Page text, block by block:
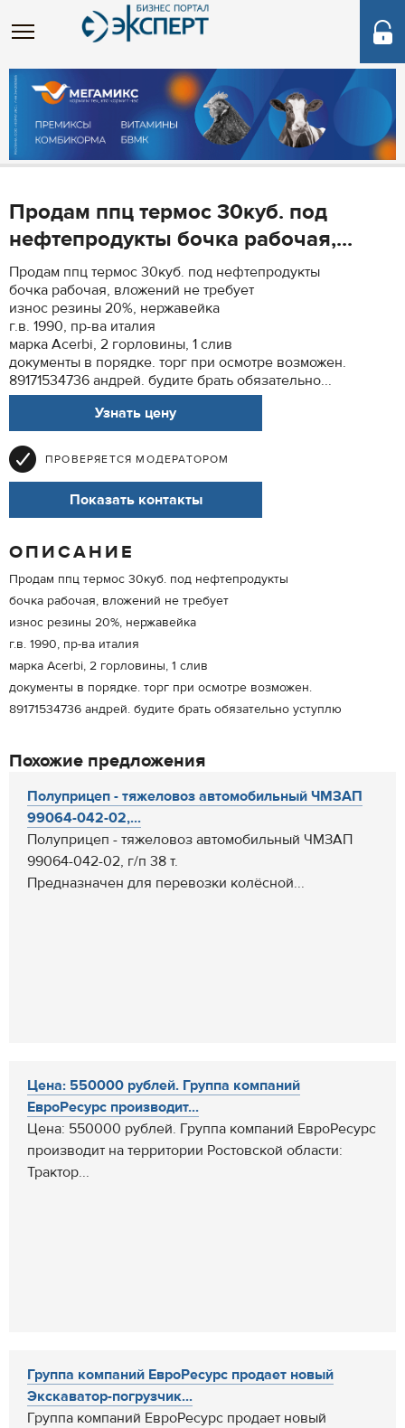
Продам ппц термос 30куб. под
нефтепродукты бочка рабочая,...
Продам ппц термос 30куб. под нефтепродукты
бочка рабочая, вложений не требует
износ резины 20%, нержавейка
г.в. 1990, пр-ва италия
марка Acerbi, 2 горловины, 1 слив
документы в порядке. торг при осмотре возможен.
89171534736 андрей. будите брать обязательно...
Узнать цену
ПРОВЕРЯЕТСЯ МОДЕРАТОРОМ
Показать контакты
ОПИСАНИЕ
Продам ппц термос 30куб. под нефтепродукты
бочка рабочая, вложений не требует
износ резины 20%, нержавейка
г.в. 1990, пр-ва италия
марка Acerbi, 2 горловины, 1 слив
документы в порядке. торг при осмотре возможен.
89171534736 андрей. будите брать обязательно уступлю
Похожие предложения
Полуприцеп - тяжеловоз автомобильный ЧМЗАП
99064-042-02,...
Полуприцеп - тяжеловоз автомобильный ЧМЗАП
99064-042-02, г/п 38 т.
Предназначен для перевозки колёсной...
Цена: 550000 рублей. Группа компаний
ЕвроРесурс производит...
Цена: 550000 рублей. Группа компаний ЕвроРесурс
производит на территории Ростовской области:
Трактор...
Группа компаний ЕвроРесурс продает новый
Экскаватор-погрузчик...
Группа компаний ЕвроРесурс продает новый